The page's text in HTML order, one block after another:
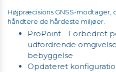
Højpræcisions GNSS-modtager,
håndtere de hårdeste miljøer.
ProPoint - Forbedret
udfordrende
bebyggelse
Opdateret